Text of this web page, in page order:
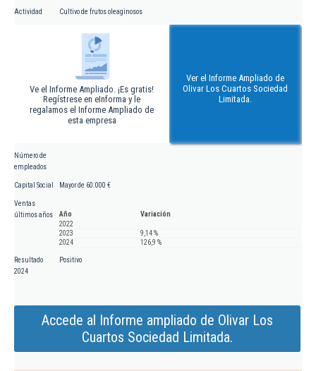
Actividad Cultivo de frutos oleaginosos
Ve el Informe Ampliado. ¡Es gratis!
Regístrese en eInforma y le
regalamos el Informe Ampliado de
esta empresa
Ver el Informe Ampliado de
Olivar Los Cuartos Sociedad
Limitada.
Número de
empleados
Capital Social Mayor de 60.000 €
Ventas
últimos años
Año
Variación
2022
2023
9,14 %
2024
126,9 %
Resultado
2024
Positivo
Accede al Informe ampliado de Olivar Los
Cuartos Sociedad Limitada.